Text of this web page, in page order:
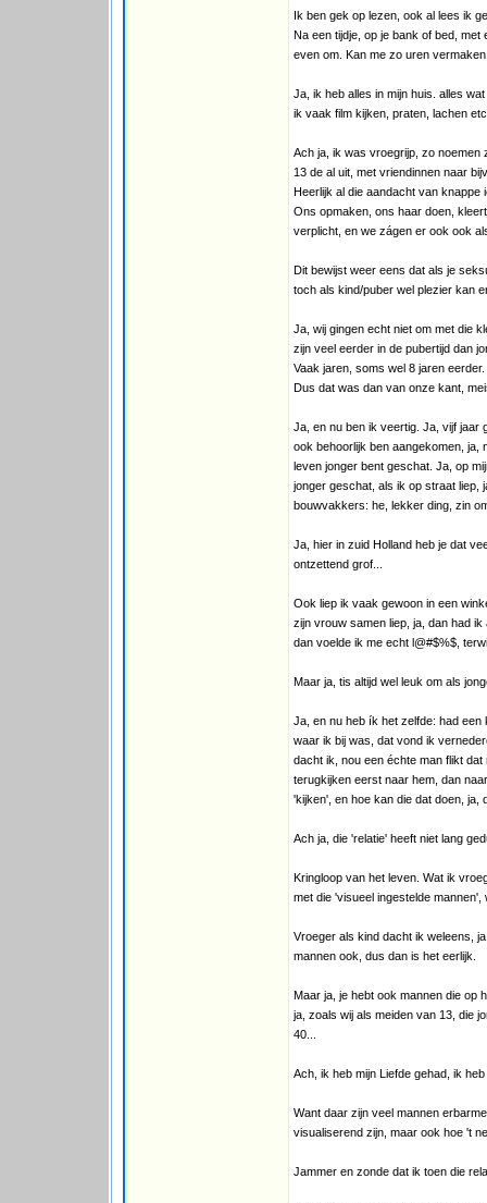
Ik ben gek op lezen, ook al lees ik
Na een tijdje, op je bank of bed,
even om. Kan me zo uren
Ja, ik heb alles in mijn huis. alles
ik vaak film kijken, praten, lachen
Ach ja, ik was vroegrijp, zo noemen
13 de al uit, met vriendinnen naar
Heerlijk al die aandacht van knappe
Ons opmaken, ons haar doen,
verplicht, en we zágen er ook ook
Dit bewijst weer eens dat als je
toch als kind/puber wel plezier kan
Ja, wij gingen echt niet om met die
zijn veel eerder in de pubertijd dan
Vaak jaren, soms wel 8 jaren eerder.
Dus dat was dan van onze kant,
Ja, en nu ben ik veertig. Ja, vijf jaar
ook behoorlijk ben aangekomen, ja,
leven jonger bent geschat. Ja, op
jonger geschat, als ik op straat liep,
bouwvakkers: he, lekker ding, zin
Ja, hier in zuid Holland heb je dat
ontzettend grof...
Ook liep ik vaak gewoon in een
zijn vrouw samen liep, ja, dan had
dan voelde ik me echt l@#$%$,
Maar ja, tis altijd wel leuk om als
Ja, en nu heb ík het zelfde: had
waar ik bij was, dat vond ik
dacht ik, nou een échte man flikt
terugkijken eerst naar hem, dan
'kijken', en hoe kan die dat doen, ja,
Ach ja, die 'relatie' heeft niet lang
Kringloop van het leven. Wat ik
met die 'visueel ingestelde
Vroeger als kind dacht ik weleens,
mannen ook, dus dan is het eerlijk.
Maar ja, je hebt ook mannen die op
ja, zoals wij als meiden van 13, die
40...
Ach, ik heb mijn Liefde gehad, ik
Want daar zijn veel mannen
visualiserend zijn, maar ook hoe 't
Jammer en zonde dat ik toen die